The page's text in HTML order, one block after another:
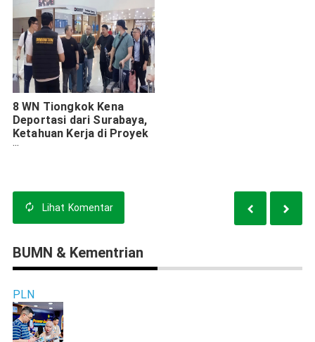
8 WN Tiongkok Kena
Deportasi dari Surabaya,
Ketahuan Kerja di Proyek
Restoran Pakai Izin
Lihat Komentar
BUMN & Kementrian
PLN